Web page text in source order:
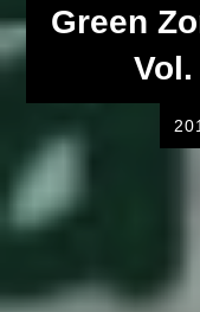
Green